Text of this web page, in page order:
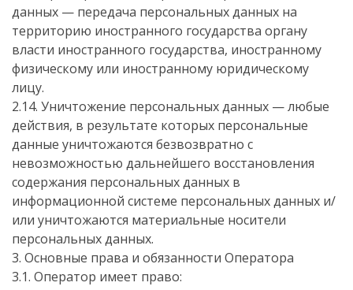
данных — передача персональных данных на
территорию иностранного государства органу
власти иностранного государства, иностранному
физическому или иностранному юридическому
лицу.
2.14. Уничтожение персональных данных — любые
действия, в результате которых персональные
данные уничтожаются безвозвратно с
невозможностью дальнейшего восстановления
содержания персональных данных в
информационной системе персональных данных и/
или уничтожаются материальные носители
персональных данных.
3. Основные права и обязанности Оператора
3.1. Оператор имеет право: